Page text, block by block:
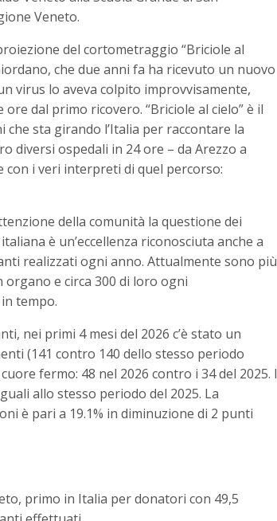
Veneto.
del cortometraggio “Briciole al
che due anni fa ha ricevuto un nuovo
virus lo aveva colpito improvvisamente,
dal primo ricovero. “Briciole al cielo” è il
sta girando l’Italia per raccontare la
diversi ospedali in 24 ore – da Arezzo a
con i veri interpreti di quel percorso:
della comunità la questione dei
è un’eccellenza riconosciuta anche a
realizzati ogni anno. Attualmente sono più
organo e circa 300 di loro ogni
tempo.
nei primi 4 mesi del 2026 c’è stato un
(141 contro 140 dello stesso periodo
fermo: 48 nel 2026 contro i 34 del 2025. I
allo stesso periodo del 2025. La
è pari a 19.1% in diminuzione di 2 punti
primo in Italia per donatori con 49,5